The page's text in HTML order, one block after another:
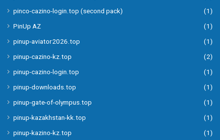
pinco-cazino-login.top (second pack)
(1)
PinUp AZ
(1)
pinup-aviator2026.top
(1)
pinup-cazino-kz.top
(2)
pinup-cazino-login.top
(1)
pinup-downloads.top
(1)
pinup-gate-of-olympus.top
(1)
pinup-kazakhstan-kk.top
(1)
pinup-kazino-kz.top
(1)